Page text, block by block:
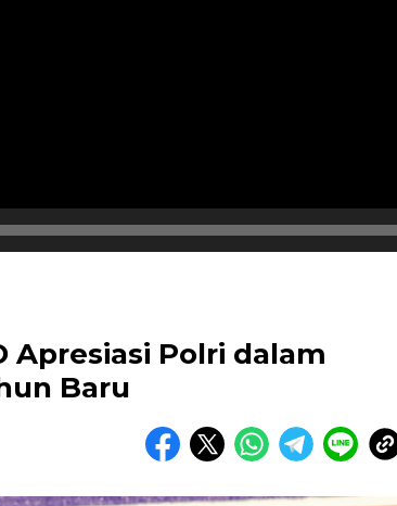
Apresiasi Polri dalam
Baru